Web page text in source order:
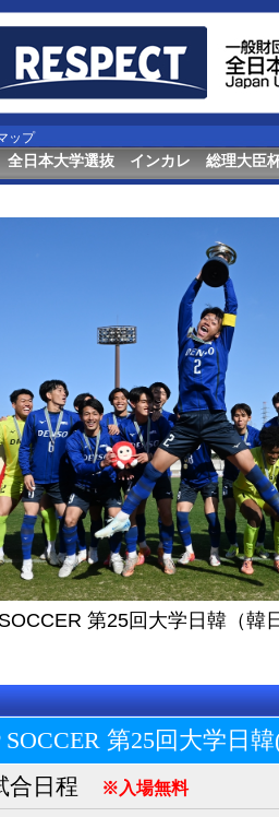
ップ
全日本大学選抜 インカレ 総理大臣
第25回大学日韓（
SOCCER 第25回大学日
合日程 ※入場無料